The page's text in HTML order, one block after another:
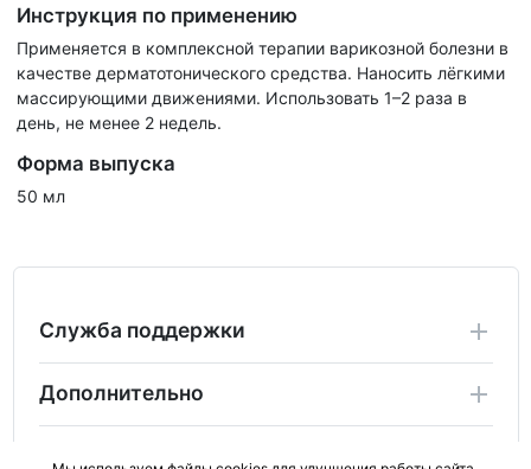
Инструкция по применению
Применяется в комплексной терапии варикозной болезни в
качестве дерматотонического средства. Наносить лёгкими
массирующими движениями. Использовать 1–2 раза в
день, не менее 2 недель.
Форма выпуска
50 мл
Служба поддержки
Дополнительно